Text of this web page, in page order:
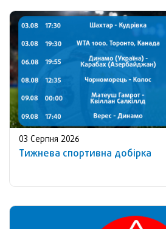
03 Серпня 2026
Тижнева спортивна добірка